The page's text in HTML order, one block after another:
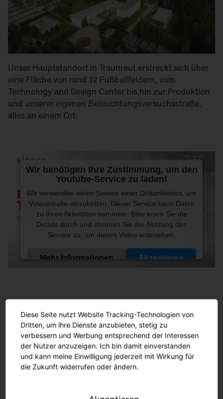
Unser Hauptstandort in Traunreut erstreckt sich über
eine Fläche von rund 12 Fußballfeldern, vom
Technology and Design Center bis hin zur Produktion
und unserer eigenen Beleuchtungsversuchsstraße,
alles an einem Ort.
Wir benötigen Ihre Zustimmung, um den
Youtube-Service zu laden!
Wir verwenden einen Service eines Drittanbieters, um
Videoinhalte einzubetten. Dieser Service kann Daten
zu Ihren Aktivitäten sammeln. Bitte lesen Sie die
Details durch und stimmen Sie der Nutzung des
Service zu, um dieses Video anzusehen.
Mehr Informationen Akzeptieren
Maximale Wertschöpfungstiefe
durchIn-house Fertigung.
Maximale Wertschöpfungstiefe trifft auf
technologische Finesse. Wir sind stolz darauf, unsere
Diese Seite nutzt Website Tracking-Technologien von
Dritten, um ihre Dienste anzubieten, stetig zu
verbessern und Werbung entsprechend der Interessen
der Nutzer anzuzeigen. Ich bin damit einverstanden
und kann meine Einwilligung jederzeit mit Wirkung für
die Zukunft widerrufen oder ändern.